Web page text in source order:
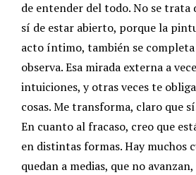
de entender del todo. No se trata
sí de estar abierto, porque la
acto íntimo, también se
observa. Esa mirada externa a
intuiciones, y otras veces te
cosas. Me transforma, claro que
En cuanto al fracaso, creo que
en distintas formas. Hay muchos
quedan a medias, que no